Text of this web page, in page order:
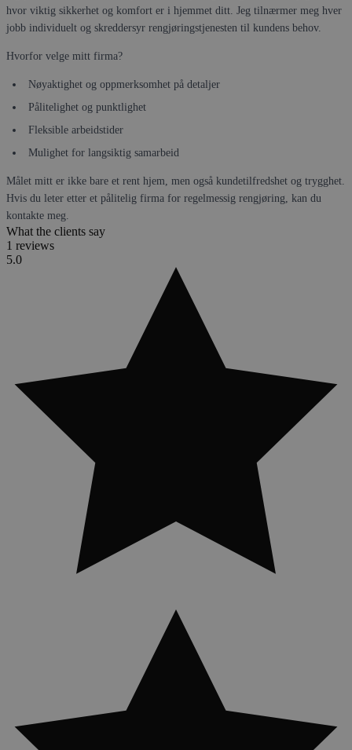
hvor viktig sikkerhet og komfort er i hjemmet ditt. Jeg tilnærmer meg hver
jobb individuelt og skreddersyr rengjøringstjenesten til kundens behov.
Hvorfor velge mitt firma?
Nøyaktighet og oppmerksomhet på detaljer
Pålitelighet og punktlighet
Fleksible arbeidstider
Mulighet for langsiktig samarbeid
Målet mitt er ikke bare et rent hjem, men også kundetilfredshet og trygghet.
Hvis du leter etter et pålitelig firma for regelmessig rengjøring, kan du
kontakte meg.
What the clients say
1 reviews
5.0